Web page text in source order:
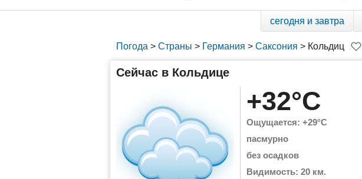
сегодня и завтра
Погода > Страны > Германия > Саксония > Кольдиц
Сейчас в Кольдице
+32°C
Ощущается: +29°C
пасмурно
без осадков
Видимость: 20 км.